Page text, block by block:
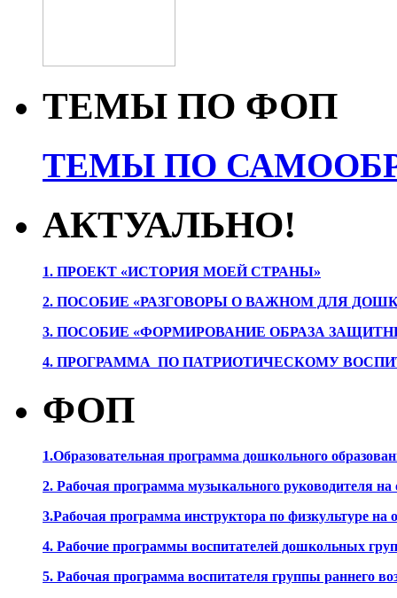
ТЕМЫ ПО ФОП
ТЕМЫ ПО
АКТУАЛЬНО!
1. ПРОЕКТ «ИСТОРИЯ МОЕЙ СТРАНЫ»
2. ПОСОБИЕ «РАЗГОВОРЫ О ВАЖНОМ ДЛЯ
3. ПОСОБИЕ «ФОРМИРОВАНИЕ ОБРАЗА
4. ПРОГРАММА ПО ПАТРИОТИЧЕСКОМУ
ФОП
1.Образовательная программа дошкольного
2. Рабочая программа музыкального руководителя
3.Рабочая программа инструктора по физкультуре
4. Рабочие программы воспитателей дошкольных
5. Рабочая программа воспитателя группы раннего